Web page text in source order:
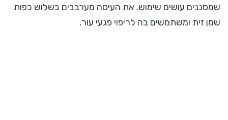
שמסננים עושים שימוש. את העיסה מערבבים בשלוש כפות
שמן זית ומשתמשים בה לריפוי פגעי עור.